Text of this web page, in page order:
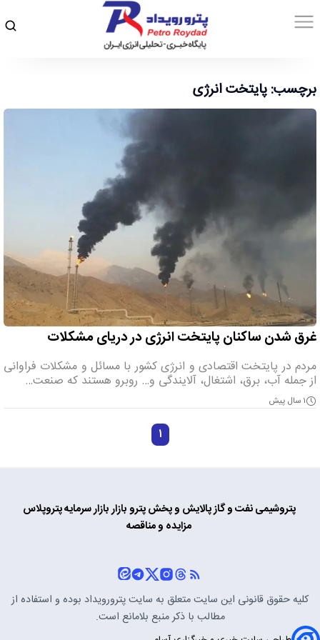
برچسب: پایتخت انرژی
غرق شدن ساکنان پایتخت انرژی در دریای مشکلات
مردم در پایتخت اقتصادی و انرژی کشور با مسائل و مشکلات فراوانی
از جمله آب، برق، اشتغال، آلایندگی و… روبرو هستند که صنعت…
۱ سال پیش
۱
پتروشیمینفت و گازپالایش و پخشپترو بازاربازار سرمایهپتروپلاس
مزایده و مناقصه
کلیه حقوق قانونی این سایت متعلق به سایتپترورویداد بوده و استفاده از
مطالب با ذکر منبع بلامانع است.